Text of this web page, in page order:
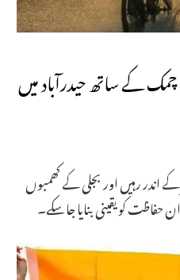
کے ساتھ حیدرآباد میں
کے اندر رہیں اور بجلی کے کھمبوں
کو یقینی بنایا جا سکے۔